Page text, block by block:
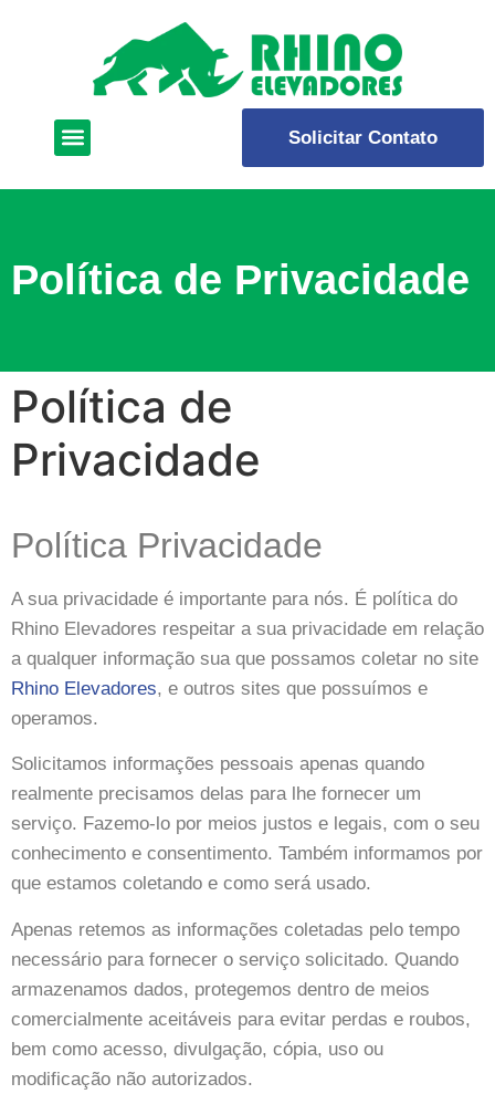
Solicitar Contato
Política de Privacidade
Política de
Privacidade
Política Privacidade
A sua privacidade é importante para nós. É política do
Rhino Elevadores respeitar a sua privacidade em relação
a qualquer informação sua que possamos coletar no site
Rhino Elevadores, e outros sites que possuímos e
operamos.
Solicitamos informações pessoais apenas quando
realmente precisamos delas para lhe fornecer um
serviço. Fazemo-lo por meios justos e legais, com o seu
conhecimento e consentimento. Também informamos por
que estamos coletando e como será usado.
Apenas retemos as informações coletadas pelo tempo
necessário para fornecer o serviço solicitado. Quando
armazenamos dados, protegemos dentro de meios
comercialmente aceitáveis ​​para evitar perdas e roubos,
bem como acesso, divulgação, cópia, uso ou
modificação não autorizados.